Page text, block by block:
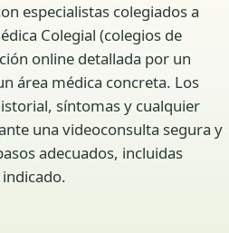
especialistas colegiados a
Colegial (colegios de
online detallada por un
área médica concreta. Los
síntomas y cualquier
una videoconsulta segura y
adecuados, incluidas